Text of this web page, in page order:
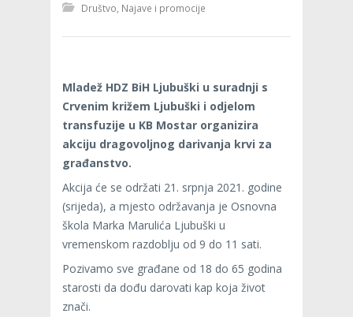
Društvo Najave i promocije
Mladež HDZ BiH Ljubuški u suradnji s
Crvenim križem Ljubuški i odjelom
transfuzije u KB Mostar organizira
akciju dragovoljnog darivanja krvi za
građanstvo.
Akcija će se održati 21. srpnja 2021. godine
(srijeda), a mjesto održavanja je Osnovna
škola Marka Marulića Ljubuški u
vremenskom razdoblju od 9 do 11 sati.
Pozivamo sve građane od 18 do 65 godina
starosti da dođu darovati kap koja život
znači.